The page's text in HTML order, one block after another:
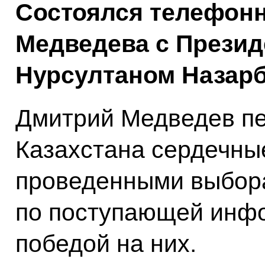
Состоялся
Медведева с
Нурсултаном
Дмитрий Медведев
Казахстана
проведенными
по поступающей
победой на них.